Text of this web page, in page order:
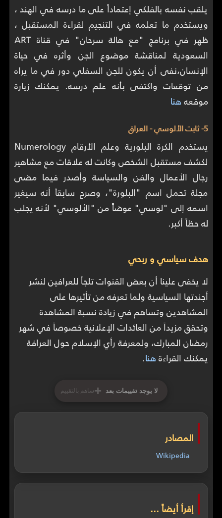
يلقب نفسه بالفلكي إعتماداً على ما درسه في الهند ،
ويستخدم ما تعلمه في التنجيم لقراءة المستقبل ،
ظهر في برنامج "مع هالة سرحان" في قناة ART
السعودية لمناقشة موضوع الجن وأثره في حياة
الإنسان،نفى أن يكون للجن السفلي دور في ما يراه
من توقعات واكتفى بأنه علم درسه. يمكنك زيارة
موقعههنا
5- ثابت الألوسي - العراق
يستخدم الكرة البلورية وعلم الأرقام Numerology
لكشف مستقبل الشخص وكانت له علاقات مع مشاهير
رجال الأعمال والفن والسياسة وأصدر فيما مضى
مجلة تحمل اسم "البلورة"، وصرح سابقاً أنه سيغير
اسمه إلى "لوسي" عوضاً من "الألوسي" لأنه يجلب
له حظاً أكبر.
هدف سياسي و ربحي
لا يخفى علينا أن بعض القنوات تلجأ للعرافين لنشر
أجندتها السياسية ولما تعرفه من تأثيرها على
المشاهدين وتساهم في زيادة نسبة المشاهدة
وتحقق مزيداً من العائدات الإعلانية خصوصاً في شهر
رمضان المبارك، ولمعرفة رأي الإسلام حول العرافة
يمكنك القراءةهنا.
لا يوجد تقييمات بعد +ساهم بالتقييم
المصادر
Wikipedia
إقرأ أيضاً ...